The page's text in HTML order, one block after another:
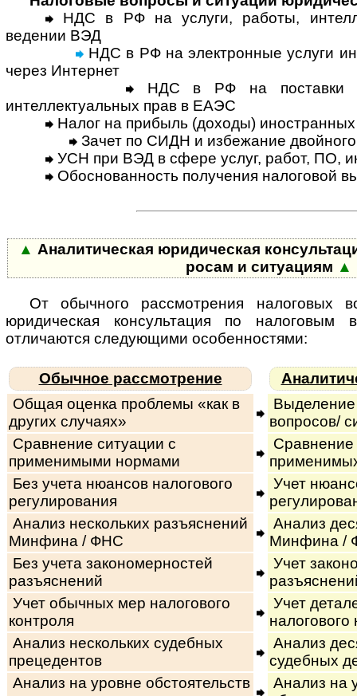
НДС в РФ на услуги, работы,
ведении ВЭД
НДС в РФ на электронные услуги
через Интернет
НДС в РФ на поставки
интеллектуальных прав в ЕАЭС
Налог на прибыль (доходы)
Зачет по СИДН и избежание
УСН при ВЭД в сфере услуг, работ, ПО,
Обоснованность получения налоговой
▲ Аналитическая юридическая
ро­сам и си­ту­а­циям ▲
От обычного рассмотрения налоговых
юридическая консультация по налоговым
отличаются сле­ду­ю­щи­ми особенностями:
Обычное рассмотрение
Общая оценка проблемы «как в
других случаях»
вопросов/
Сравнение ситуации с
применимыми нормами
Сравнение
Без учета нюансов налогового
регулирования
Учет
Анализ нескольких разъяснений
Минфина / ФНС
Анализ
Минфина /
Без учета закономерностей
разъяснений
Учет
Учет обычных мер налогового
контроля
Учет
налогового
Анализ нескольких судебных
прецедентов
Анализ
судебных
Анализ на уровне обстоятельств
Анализ на